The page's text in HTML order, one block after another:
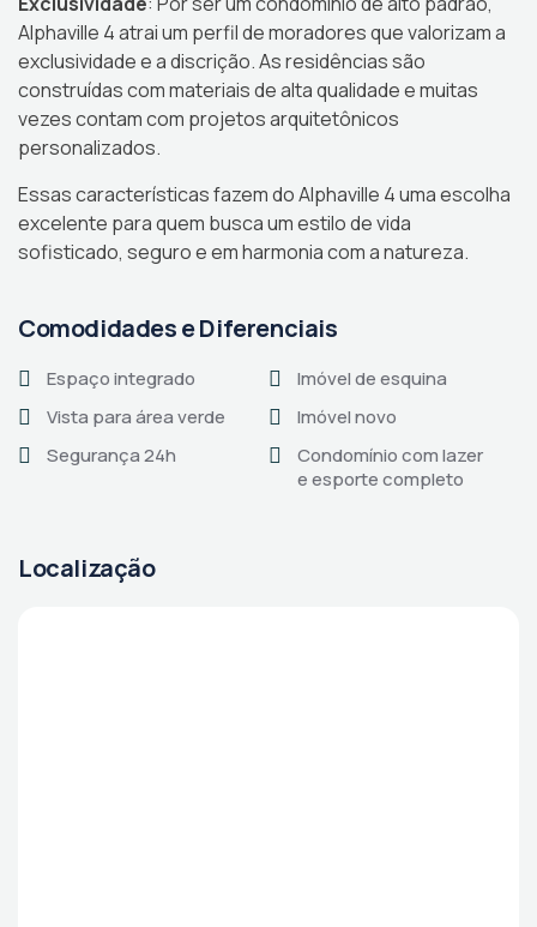
Alphaville 4 atrai um perfil de moradores que valorizam a
exclusividade e a discrição. As residências são
construídas com materiais de alta qualidade e muitas
vezes contam com projetos arquitetônicos
personalizados.
Essas características fazem do Alphaville 4 uma escolha
excelente para quem busca um estilo de vida
sofisticado, seguro e em harmonia com a natureza.
Comodidades e Diferenciais
Espaço integrado
Imóvel de esquina
Vista para área verde
Imóvel novo
Segurança 24h
Condomínio com lazer
e esporte completo
Localização